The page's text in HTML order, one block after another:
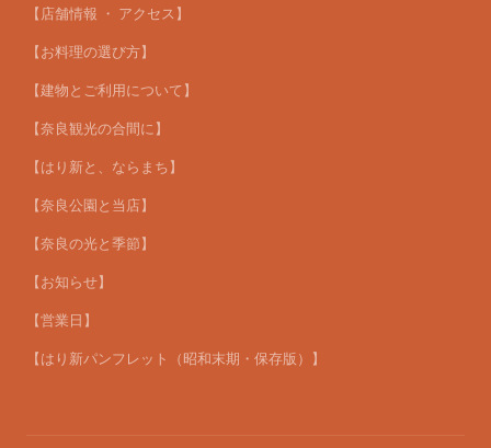
【店舗情報 ・ アクセス】
【お料理の選び方】
【建物とご利用について】
【奈良観光の合間に】
【はり新と、ならまち】
【奈良公園と当店】
【奈良の光と季節】
【お知らせ】
【営業日】
【はり新パンフレット（昭和末期・保存版）】